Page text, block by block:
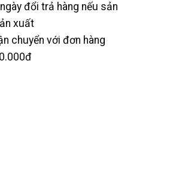
đổi trả hàng nếu sản
xuất
chuyển với đơn hàng